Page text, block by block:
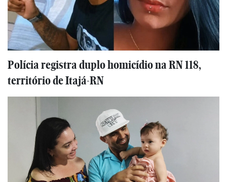
Polícia registra duplo homicídio na RN 118,
território de Itajá-RN